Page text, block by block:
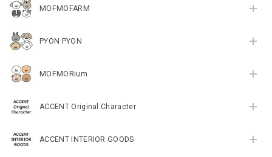
MOFMOFARM
PYON PYON
MOFMORium
ACCENT Original Character
ACCENT INTERIOR GOODS